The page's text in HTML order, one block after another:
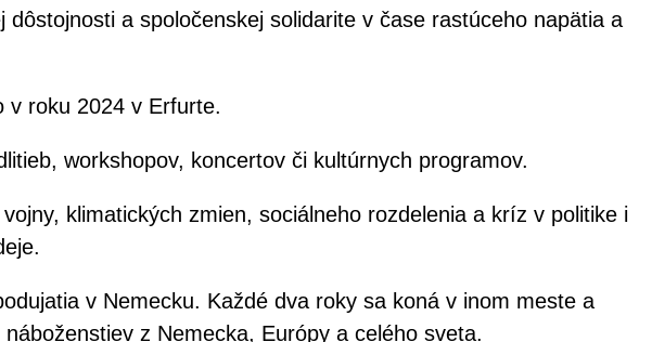
a spoločenskej solidarite v čase rastúceho napätia a
v roku 2024 v Erfurte.
workshopov, koncertov či kultúrnych programov.
klimatických zmien, sociálneho rozdelenia a kríz v politike i
v Nemecku. Každé dva roky sa koná v inom meste a
z Nemecka, Európy a celého sveta.